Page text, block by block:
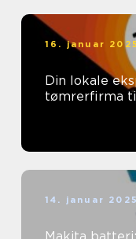
16. januar 2025
Din lokale
tømrerfirma
14. januar 2025